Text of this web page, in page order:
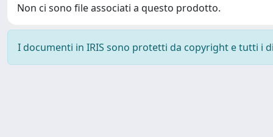
Non ci sono file associati a questo prodotto.
I documenti in IRIS sono protetti da copyright e tutti i